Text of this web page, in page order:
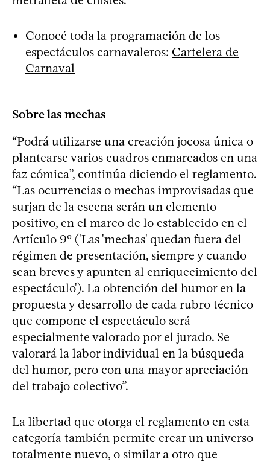
Conocé toda la programación de los
espectáculos carnavaleros: Cartelera de
Carnaval
Sobre las mechas
“Podrá utilizarse una creación jocosa única o
plantearse varios cuadros enmarcados en una
faz cómica”, continúa diciendo el reglamento.
“Las ocurrencias o mechas improvisadas que
surjan de la escena serán un elemento
positivo, en el marco de lo establecido en el
Artículo 9º ('Las 'mechas' quedan fuera del
régimen de presentación, siempre y cuando
sean breves y apunten al enriquecimiento del
espectáculo'). La obtención del humor en la
propuesta y desarrollo de cada rubro técnico
que compone el espectáculo será
especialmente valorado por el jurado. Se
valorará la labor individual en la búsqueda
del humor, pero con una mayor apreciación
del trabajo colectivo”.
La libertad que otorga el reglamento en esta
categoría también permite crear un universo
totalmente nuevo, o similar a otro que